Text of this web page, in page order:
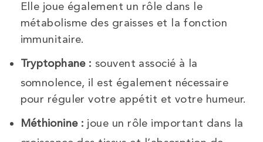
Elle joue également un rôle dans le
métabolisme des graisses et la fonction
immunitaire.
Tryptophane : souvent associé à la
somnolence, il est également nécessaire
pour réguler votre appétit et votre humeur.
Méthionine : joue un rôle important dans la